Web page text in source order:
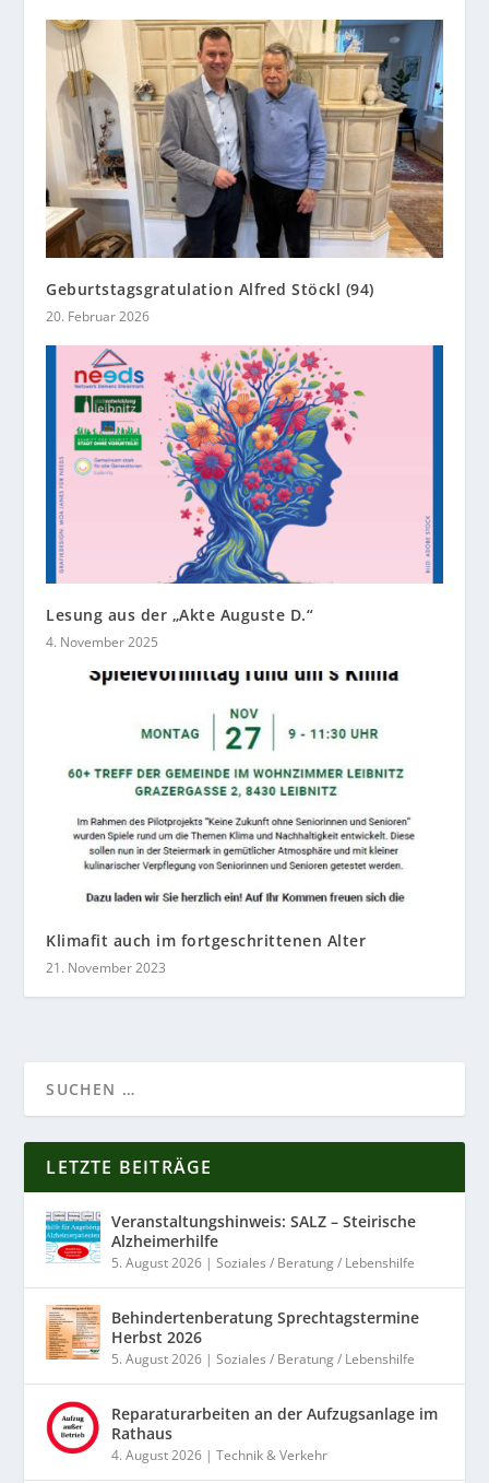
Geburtstagsgratulation Alfred Stöckl (94)
20. Februar 2026
Lesung aus der „Akte Auguste D.“
4. November 2025
Klimafit auch im fortgeschrittenen Alter
21. November 2023
LETZTE BEITRÄGE
Veranstaltungshinweis: SALZ – Steirische
Alzheimerhilfe
5. August 2026 |Soziales / Beratung / Lebenshilfe
Behindertenberatung Sprechtagstermine
Herbst 2026
5. August 2026 |Soziales / Beratung / Lebenshilfe
Reparaturarbeiten an der Aufzugsanlage im
Rathaus
4. August 2026 |Technik & Verkehr